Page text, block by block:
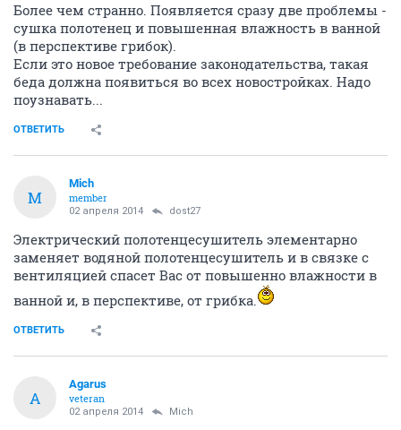
Более чем странно. Появляется сразу две проблемы -
сушка полотенец и повышенная влажность в ванной
(в перспективе грибок).
Если это новое требование законодательства, такая
беда должна появиться во всех новостройках. Надо
поузнавать...
ОТВЕТИТЬ
M
Mich
member
02 апреля 2014 dost27
Электрический полотенцесушитель элементарно
заменяет водяной полотенцесушитель и в связке с
вентиляцией спасет Вас от повышенно влажности в
ванной и, в перспективе, от грибка.
ОТВЕТИТЬ
A
Agarus
veteran
02 апреля 2014 Mich